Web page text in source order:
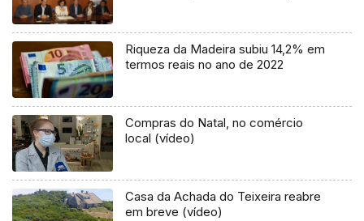
Riqueza da Madeira subiu 14,2% em
termos reais no ano de 2022
Compras do Natal, no comércio
local (vídeo)
Casa da Achada do Teixeira reabre
em breve (vídeo)